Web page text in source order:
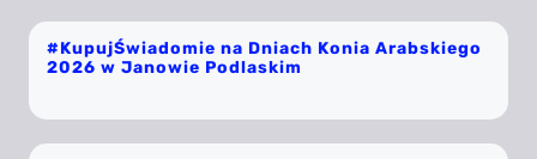
#KupujŚwiadomie na Dniach Konia Arabskiego
2026 w Janowie Podlaskim